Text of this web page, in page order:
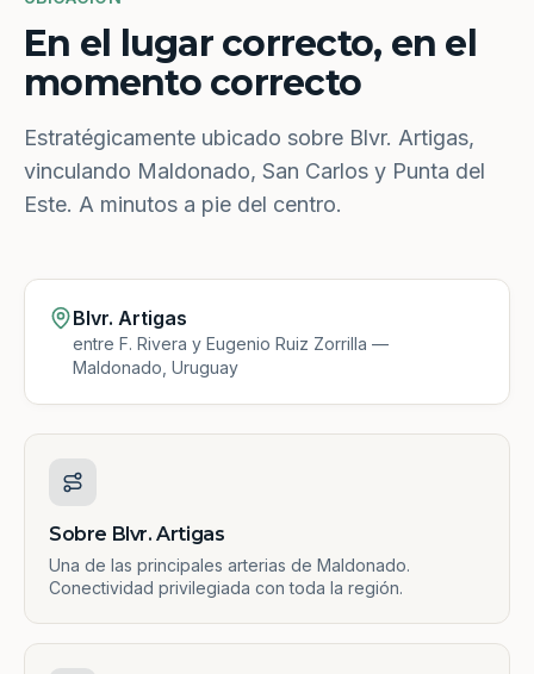
En el lugar correcto, en el
momento correcto
Estratégicamente ubicado sobre Blvr. Artigas,
vinculando Maldonado, San Carlos y Punta del
Este. A minutos a pie del centro.
Blvr. Artigas
entre F. Rivera y Eugenio Ruiz Zorrilla —
Maldonado, Uruguay
Sobre Blvr. Artigas
Una de las principales arterias de Maldonado.
Conectividad privilegiada con toda la región.